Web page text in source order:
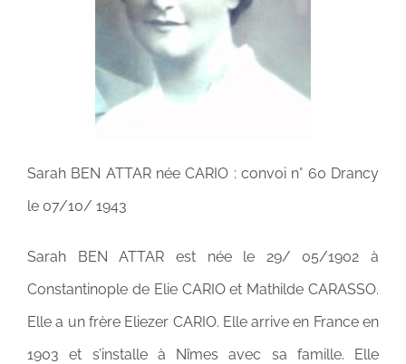
Sarah BEN ATTAR née CARIO : convoi n° 60 Drancy
le 07/10/ 1943
Sarah BEN ATTAR est née le 29/ 05/1902 à
Constantinople de Elie CARIO et Mathilde CARASSO.
Elle a un frère Eliezer CARIO. Elle arrive en France en
1903 et s’installe à Nîmes avec sa famille. Elle